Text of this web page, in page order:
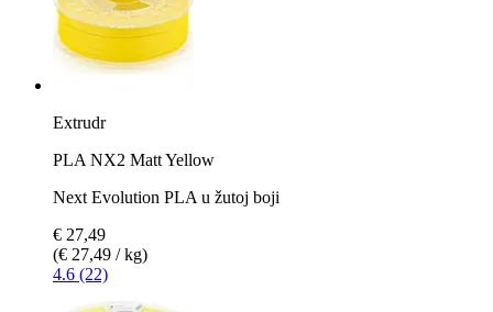
Extrudr
PLA NX2 Matt Yellow
Next Evolution PLA u žutoj boji
€ 27,49
(€ 27,49 / kg)
4.6 (22)